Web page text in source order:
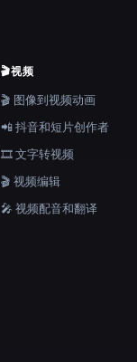
🎬视频
🎬 图像到视频动画
📲 抖音和短片创作者
🎞️ 文字转视频
🎬 视频编辑
🎤 视频配音和翻译